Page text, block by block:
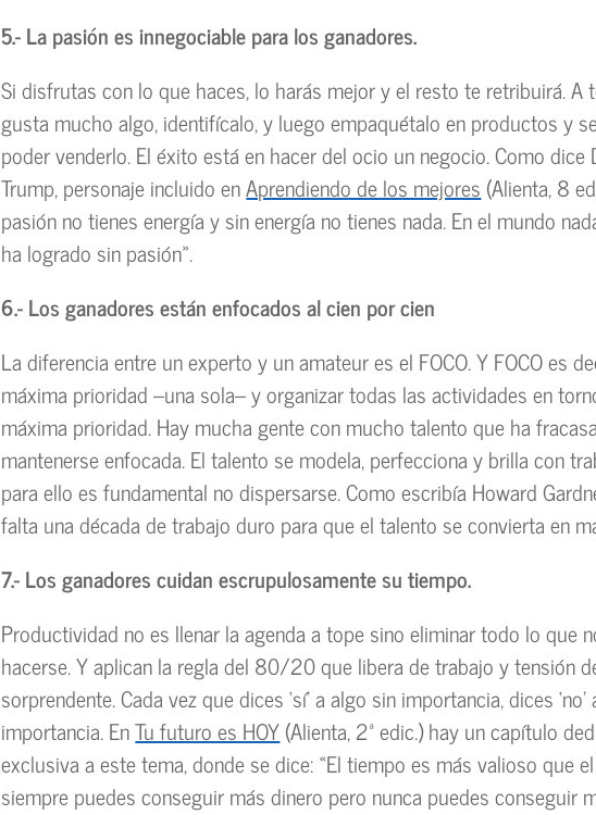
5.- La pasión es innegociable para los ganadores.
Si disfrutas con lo que haces, lo harás mejor y el resto te retribuirá. A
gusta mucho algo, identifícalo, y luego empaquétalo en productos y
poder venderlo. El éxito está en hacer del ocio un negocio. Como dice
Trump, personaje incluido enAprendiendo de los mejores (Alienta, 8
pasión no tienes energía y sin energía no tienes nada. En el mundo
ha logrado sin pasión».
6.- Los ganadores están enfocados al cien por cien
La diferencia entre un experto y un amateur es el FOCO. Y FOCO es
máxima prioridad –una sola– y organizar todas las actividades en
máxima prioridad. Hay mucha gente con mucho talento que ha
mantenerse enfocada. El talento se modela, perfecciona y brilla con
para ello es fundamental no dispersarse. Como escribía Howard
falta una década de trabajo duro para que el talento se convierta en
7.- Los ganadores cuidan escrupulosamente su tiempo.
Productividad no es llenar la agenda a tope sino eliminar todo lo que
hacerse. Y aplican la regla del 80/20 que libera de trabajo y tensión
sorprendente. Cada vez que dices ‘sí’ a algo sin importancia, dices
importancia. EnTu futuro es HOY(Alienta, 2ª edic.) hay un capítulo
exclusiva a este tema, donde se dice: «El tiempo es más valioso que
siempre puedes conseguir más dinero pero nunca puedes conseguir